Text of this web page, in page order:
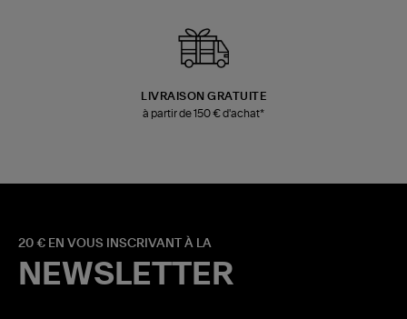
LIVRAISON GRATUITE
à partir de 150 € d'achat*
20 € EN VOUS INSCRIVANT À LA
NEWSLETTER